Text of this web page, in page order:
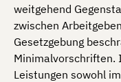
weitgehend
zwischen
Gesetzgebung
Minimalvorschriften.
Leistungen sowohl